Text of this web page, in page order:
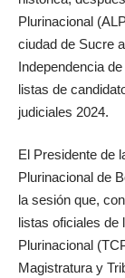
Plurinacional
ciudad de Sucre
Independencia
listas de
judiciales 2024.
El Presidente de
Plurinacional de
la sesión que,
listas oficiales de
Plurinacional
Magistratura y